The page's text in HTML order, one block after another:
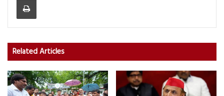
Related Articles